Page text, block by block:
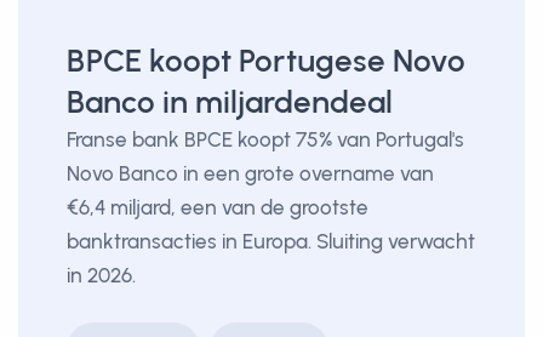
BPCE koopt Portugese Novo
Banco in miljardendeal
Franse bank BPCE koopt 75% van Portugal's
Novo Banco in een grote overname van
€6,4 miljard, een van de grootste
banktransacties in Europa. Sluiting verwacht
in 2026.